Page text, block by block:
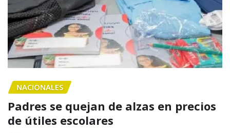
NACIONALES
Padres se quejan de alzas en precios
de útiles escolares